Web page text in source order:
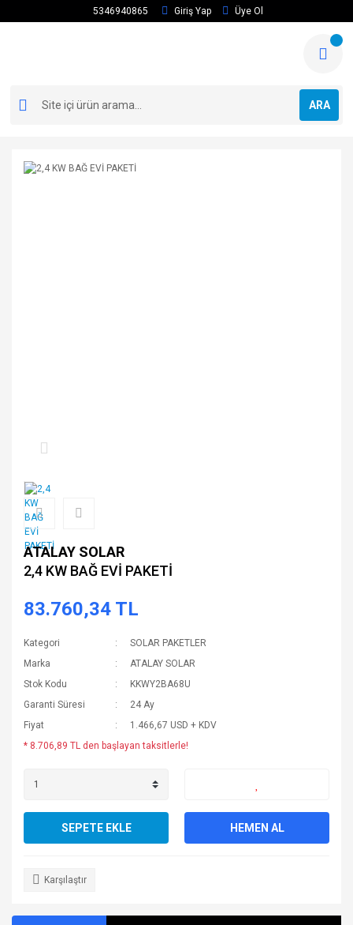
5346940865 Giriş Yap Üye Ol
ARA
ATALAY SOLAR
2,4 KW BAĞ EVİ PAKETİ
83.760,34 TL
Kategori
SOLAR PAKETLER
Marka
ATALAY SOLAR
Stok Kodu
KKWY2BA68U
Garanti Süresi
24 Ay
Fiyat
1.466,67 USD + KDV
* 8.706,89 TL den başlayan taksitlerle!
SEPETE EKLE HEMEN AL
Karşılaştır